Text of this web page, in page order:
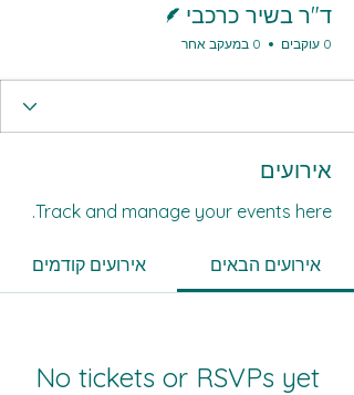
ד"ר בשיר כרכבי
0 עוקבים 0 במעקב אחר
אירועים
Track and manage your events here.
אירועים הבאים אירועים קודמים
No tickets or RSVPs yet